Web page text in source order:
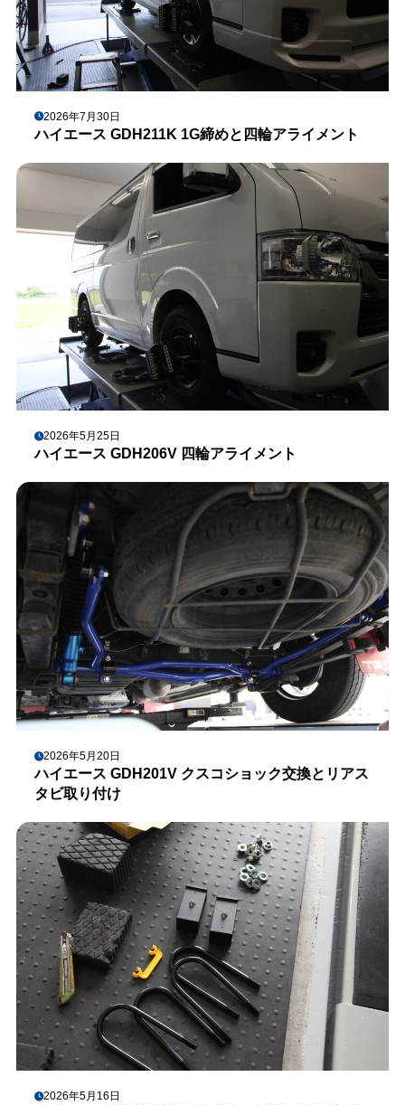
2026年7月30日
ハイエース GDH211K 1G締めと四輪アライメント
2026年5月25日
ハイエース GDH206V 四輪アライメント
2026年5月20日
ハイエース GDH201V クスコショック交換とリアス
タビ取り付け
2026年5月16日